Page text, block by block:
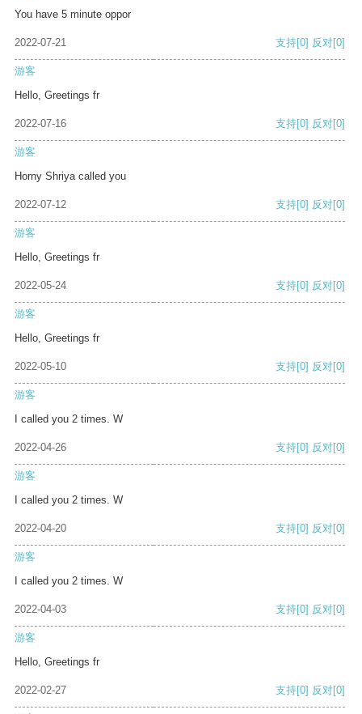
You have 5 minute oppor
2022-07-21 支持[0] 反对[0]
游客
Hello, Greetings fr
2022-07-16 支持[0] 反对[0]
游客
Horny Shriya called you
2022-07-12 支持[0] 反对[0]
游客
Hello, Greetings fr
2022-05-24 支持[0] 反对[0]
游客
Hello, Greetings fr
2022-05-10 支持[0] 反对[0]
游客
I called you 2 times. W
2022-04-26 支持[0] 反对[0]
游客
I called you 2 times. W
2022-04-20 支持[0] 反对[0]
游客
I called you 2 times. W
2022-04-03 支持[0] 反对[0]
游客
Hello, Greetings fr
2022-02-27 支持[0] 反对[0]